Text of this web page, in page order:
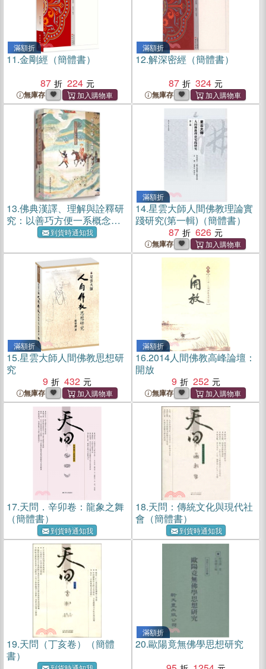
滿額折
11.金剛經（簡體書）
87
224
無庫存
滿額折
12.解深密經（簡體書）
87
324
無庫存
13.佛典漢譯、理解與詮釋研
究：以善巧方便一系概念思
想為中心(全二冊)（簡體書）
到貨時通知我
滿額折
14.星雲大師人間佛教理論實
踐研究(第一輯)（簡體書）
87
626
無庫存
滿額折
15.星雲大師人間佛教思想研
究
9
432
無庫存
滿額折
16.2014人間佛教高峰論壇：
開放
9
252
無庫存
17.天問．辛卯卷：龍象之舞
（簡體書）
到貨時通知我
18.天問：傳統文化與現代社
會（簡體書）
到貨時通知我
19.天問（丁亥卷）（簡體
書）
滿額折
20.歐陽竟無佛學思想研究